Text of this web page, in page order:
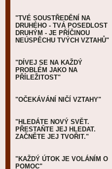
"TVÉ SOUSTŘEDĚNÍ NA
DRUHÉHO - TVÁ POSEDLOST
DRUHÝM - JE PŘÍČINOU
NEÚSPĚCHU TVÝCH VZTAHŮ"
"DÍVEJ SE NA KAŽDÝ
PROBLÉM JAKO NA
PŘÍLEŽITOST"
"OČEKÁVÁNÍ NIČÍ VZTAHY"
"HLEDÁTE NOVÝ SVĚT.
PŘESTAŇTE JEJ HLEDAT.
ZAČNĚTE JEJ TVOŘIT."
"KAŽDÝ ÚTOK JE VOLÁNÍM O
POMOC"